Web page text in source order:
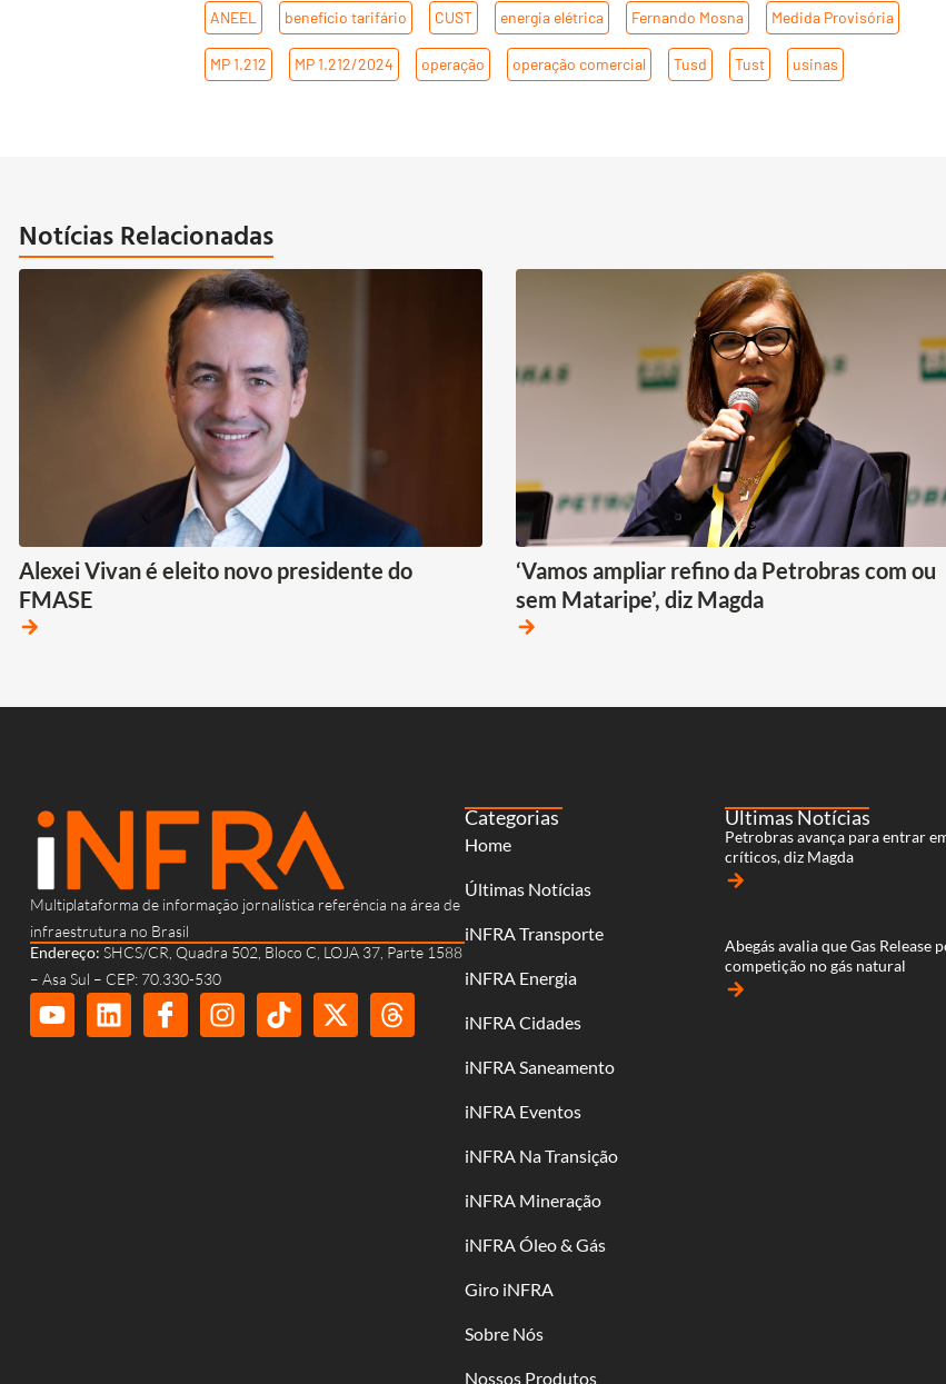
ANEEL benefício tarifário CUST energia elétrica Fernando Mosna Medida Provisória
MP 1.212 MP 1.212/2024 operação operação comercial Tusd Tust usinas
Notícias Relacionadas
Alexei Vivan é eleito novo presidente do
FMASE
arrow_forward
‘Vamos ampliar refino da Petrobras com ou
sem Mataripe’, diz Magda
arrow_forward
Multiplataforma de informação jornalística referência na área de
infraestrutura no Brasil
Endereço: SHCS/CR, Quadra 502, Bloco C, LOJA 37, Parte 1588
– Asa Sul – CEP: 70.330-530
Categorias
Home
Últimas Notícias
iNFRA Transporte
iNFRA Energia
iNFRA Cidades
iNFRA Saneamento
iNFRA Eventos
iNFRA Na Transição
iNFRA Mineração
iNFRA Óleo & Gás
Giro iNFRA
Sobre Nós
Nossos Produtos
Últimas Notícias
Petrobras avança para entrar
críticos, diz Magda
arrow_forward
Abegás avalia que Gas Release
competição no gás natural
arrow_forward